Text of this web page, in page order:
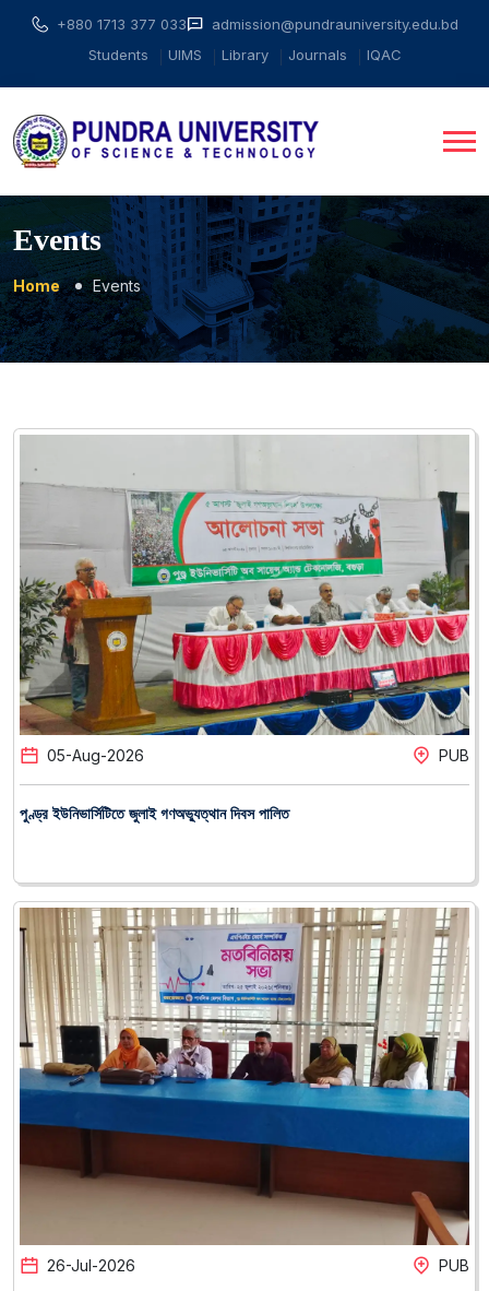
+880 1713 377 033
admission@pundrauniversity.edu.bd
Students
UIMS Library Journals IQAC
Events
Home Events
05-Aug-2026 PUB
পুণ্ড্র ইউনিভার্সিটিতে জুলাই গণঅভ্যুত্থান দিবস পালিত
26-Jul-2026 PUB